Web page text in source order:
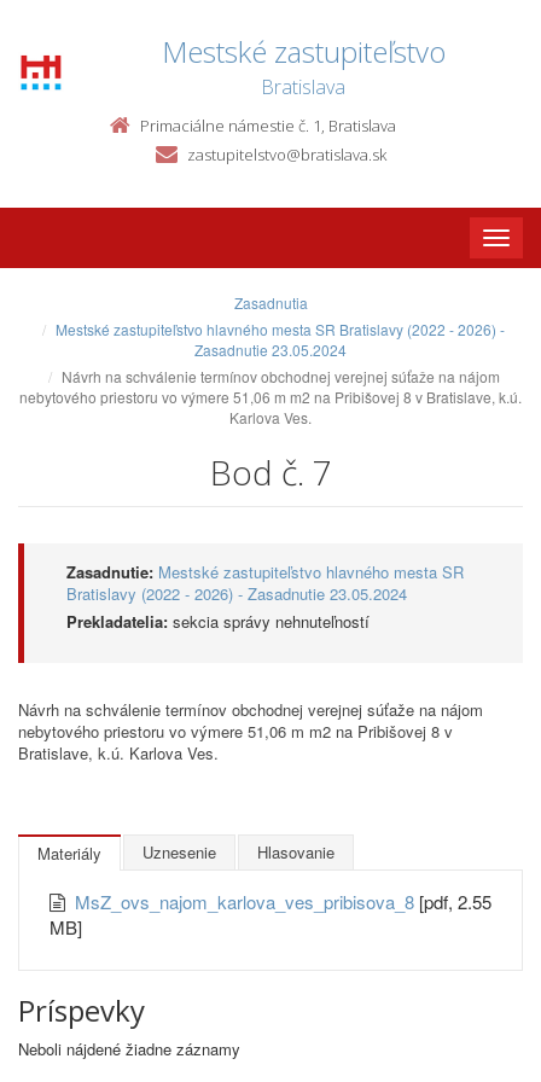
Mestské zastupiteľstvo
Bratislava
Primaciálne námestie č. 1, Bratislava
zastupitelstvo@bratislava.sk
Toggle
Zasadnutia
Mestské zastupiteľstvo hlavného mesta SR Bratislavy (2022 - 2026) -
Zasadnutie 23.05.2024
Návrh na schválenie termínov obchodnej verejnej súťaže na nájom
nebytového priestoru vo výmere 51,06 m m2 na Pribišovej 8 v Bratislave, k.ú.
Karlova Ves.
Bod č. 7
Zasadnutie: Mestské zastupiteľstvo hlavného mesta SR
Bratislavy (2022 - 2026) - Zasadnutie 23.05.2024
Prekladatelia: sekcia správy nehnuteľností
Návrh na schválenie termínov obchodnej verejnej súťaže na nájom
nebytového priestoru vo výmere 51,06 m m2 na Pribišovej 8 v
Bratislave, k.ú. Karlova Ves.
Materiály Uznesenie Hlasovanie
MsZ_ovs_najom_karlova_ves_pribisova_8 [pdf, 2.55
MB]
Príspevky
Neboli nájdené žiadne záznamy